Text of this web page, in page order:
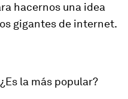
hacernos una idea
gigantes de internet.
la más popular?